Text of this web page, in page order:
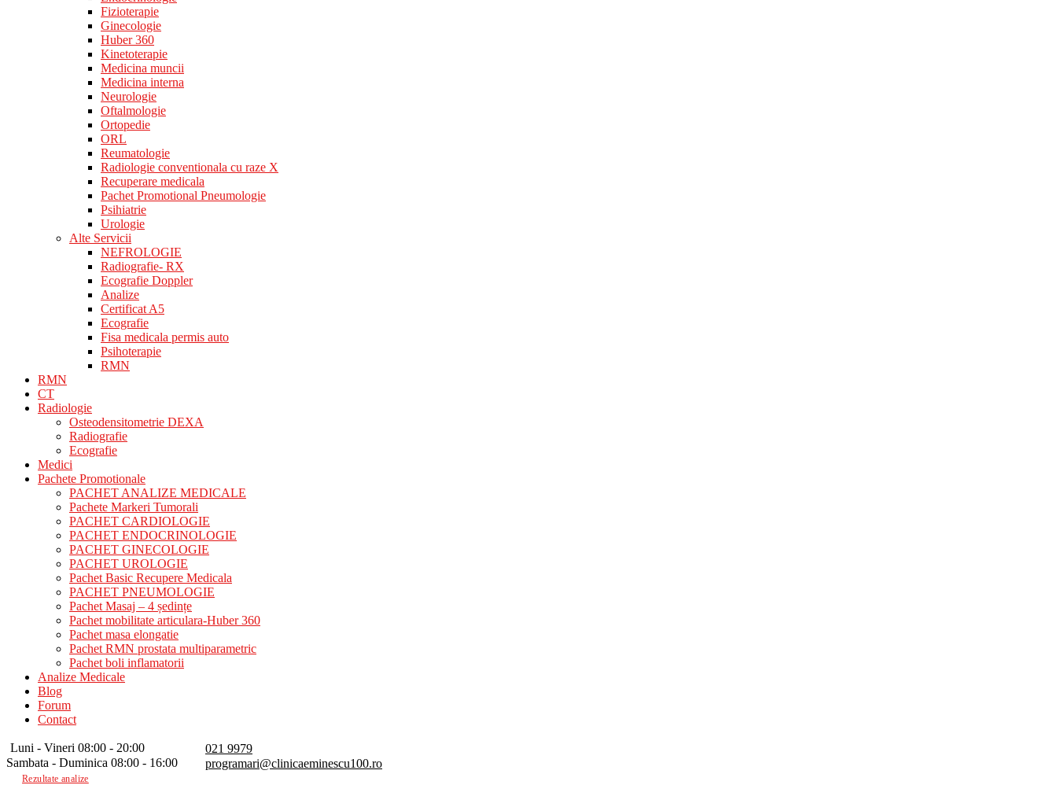
Fizioterapie
Ginecologie
Huber 360
Kinetoterapie
Medicina muncii
Medicina interna
Neurologie
Oftalmologie
Ortopedie
ORL
Reumatologie
Radiologie conventionala cu raze X
Recuperare medicala
Pachet Promotional Pneumologie
Psihiatrie
Urologie
Alte Servicii
NEFROLOGIE
Radiografie- RX
Ecografie Doppler
Analize
Certificat A5
Ecografie
Fisa medicala permis auto
Psihoterapie
RMN
RMN
CT
Radiologie
Osteodensitometrie DEXA
Radiografie
Ecografie
Medici
Pachete Promotionale
PACHET ANALIZE MEDICALE
Pachete Markeri Tumorali
PACHET CARDIOLOGIE
PACHET ENDOCRINOLOGIE
PACHET GINECOLOGIE
PACHET UROLOGIE
Pachet Basic Recupere Medicala
PACHET PNEUMOLOGIE
Pachet Masaj – 4 ședințe
Pachet mobilitate articulara-Huber 360
Pachet masa elongatie
Pachet RMN prostata multiparametric
Pachet boli inflamatorii
Analize Medicale
Blog
Forum
Contact
Luni - Vineri 08:00 - 20:00
Sambata - Duminica 08:00 - 16:00
021 9979
programari@clinicaeminescu100.ro
Rezultate analize